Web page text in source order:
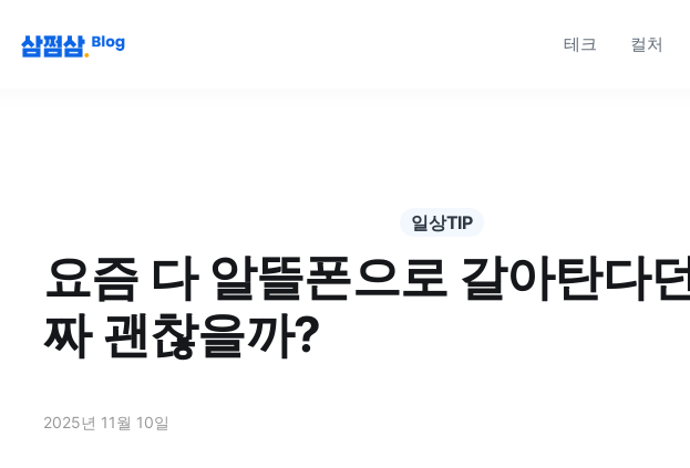
테크 컬처
일상TIP
요즘 다 알뜰폰으로 갈아탄다
짜 괜찮을까?
2025년 11월 10일